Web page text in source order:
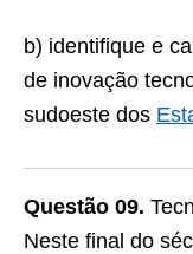
b) identifique e
de inovação
sudoeste dos
Questão 09.
Neste final do